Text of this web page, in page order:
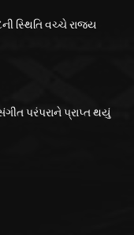
સ્થિતિ વચ્ચે રાજ્ય
પરંપરાને પ્રાપ્ત થયું